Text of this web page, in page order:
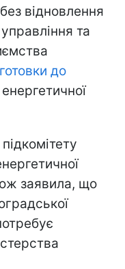
відновлення
та
до
заявила, що